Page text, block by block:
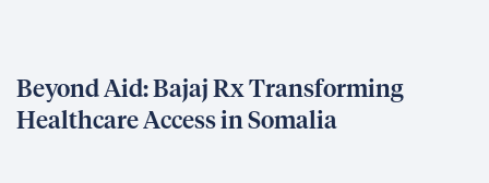
Beyond Aid: Bajaj Rx Transforming
Healthcare Access in Somalia